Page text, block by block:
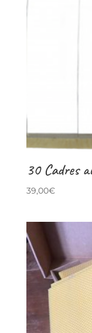
30 Cadres
39,00€